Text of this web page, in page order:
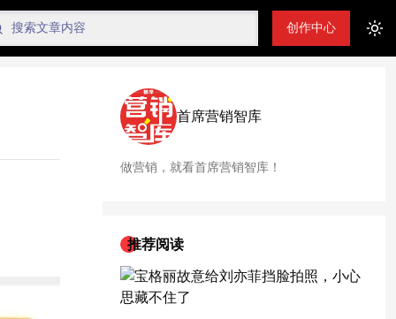
创作中心
首席营销智库
做营销，就看首席营销智库！
推荐阅读